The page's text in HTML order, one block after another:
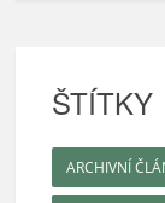
ŠTÍTKY
ARCHIVNÍ